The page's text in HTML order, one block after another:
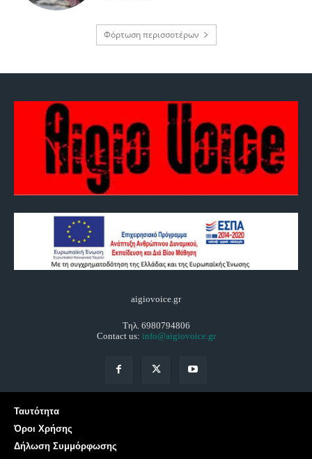
Φόρτωση περισσοτέρων
aigiovoice.gr
Τηλ. 6980794806
Contact us: info@aigiovoice.gr
Ταυτότητα
Όροι Χρήσης
Δήλωση Συμμόρφωσης